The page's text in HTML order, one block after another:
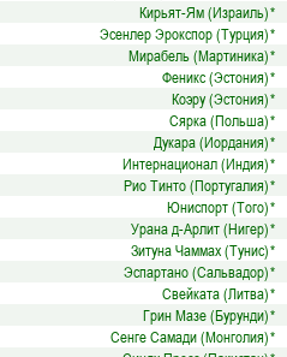
Кирьят-Ям (Израиль)*
Эсенлер Эрокспор (Турция)*
Мирабель (Мартиника)*
Феникс (Эстония)*
Коэру (Эстония)*
Сярка (Польша)*
Дукара (Иордания)*
Интернационал (Индия)*
Рио Тинто (Португалия)*
Юниспорт (Того)*
Урана д-Арлит (Нигер)*
Зитуна Чаммах (Тунис)*
Эспартано (Сальвадор)*
Свейката (Литва)*
Грин Мазе (Бурунди)*
Сенге Самади (Монголия)*